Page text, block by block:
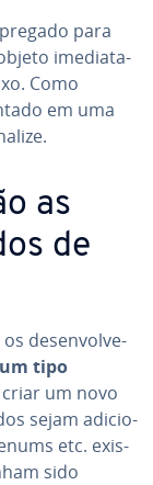
para
ime­di­a­ta­
Como
em uma
as
de
os de­sen­vol­ve­
tipo
um novo
sejam adi­ci­o­
etc. exis­
sido